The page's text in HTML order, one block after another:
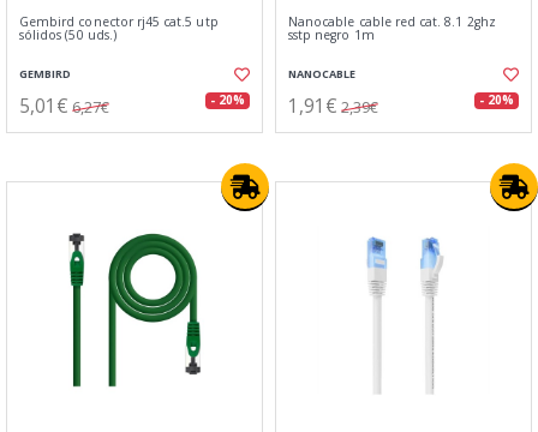
Gembird conector rj45 cat.5 utp
sólidos (50 uds.)
GEMBIRD
5,01€ 6,27€ - 20%
Nanocable cable red cat. 8.1 2ghz
sstp negro 1m
NANOCABLE
1,91€ 2,39€ - 20%